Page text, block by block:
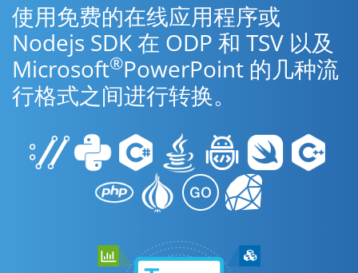
使用免费的在线应用程序或
Nodejs SDK 在 ODP 和 TSV 以及
Microsoft®PowerPoint 的几种流
行格式之间进行转换。